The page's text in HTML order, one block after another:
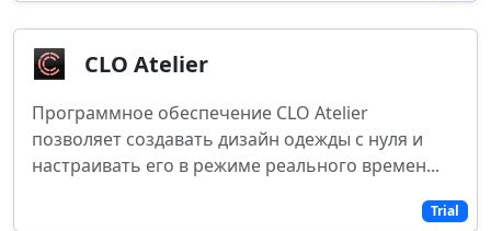
Trial
CLO Atelier
Программное обеспечение CLO Atelier
позволяет создавать дизайн одежды с нуля и
настраивать его в режиме реального времен...